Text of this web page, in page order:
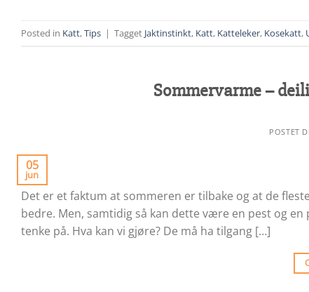
Posted in Katt,Tips | Tagget Jaktinstinkt, Katt, Katteleker, Kosekatt,
Sommervarme –
POSTET
05
jun
Det er et faktum at sommeren er tilbake og at de
bedre. Men, samtidig så kan dette være en pest og
tenke på. Hva kan vi gjøre? De må ha tilgang […]